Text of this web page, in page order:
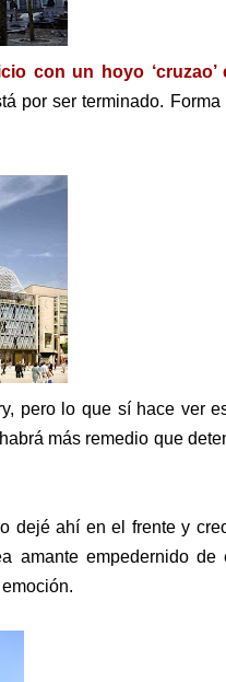
con un hoyo ‘cruzao’
por ser terminado. Forma
pero lo que sí hace ver
más remedio que
dejé ahí en el frente y
amante empedernido de